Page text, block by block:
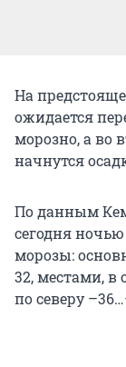
На
ожидается
морозно, а во
начнутся
По данным
сегодня
морозы:
32, местами, в
по северу